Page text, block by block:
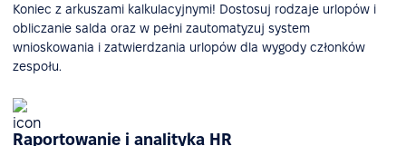
Koniec z arkuszami kalkulacyjnymi! Dostosuj rodzaje urlopów i
obliczanie salda oraz w pełni zautomatyzuj system
wnioskowania i zatwierdzania urlopów dla wygody członków
zespołu.
Raportowanie i analityka HR